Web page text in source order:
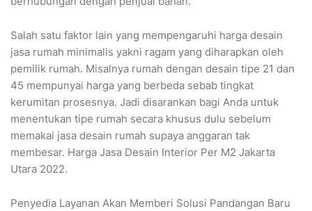
Salah satu faktor lain yang mempengaruhi harga desain
jasa rumah minimalis yakni ragam yang diharapkan oleh
pemilik rumah. Misalnya rumah dengan desain tipe 21 dan
45 mempunyai harga yang berbeda sebab tingkat
kerumitan prosesnya. Jadi disarankan bagi Anda untuk
menentukan tipe rumah secara khusus dulu sebelum
memakai jasa desain rumah supaya anggaran tak
membesar. Harga Jasa Desain Interior Per M2 Jakarta
Utara 2022.
Penyedia Layanan Akan Memberi Solusi Pandangan Baru